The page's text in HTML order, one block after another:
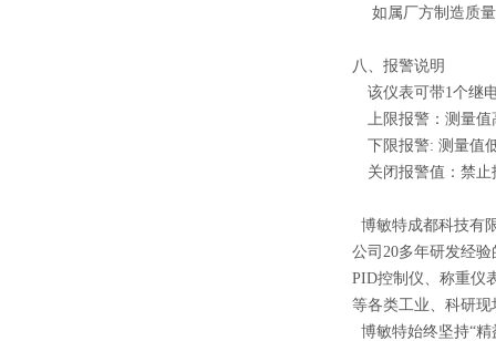
如属厂方制造质量
八、报警说明
该仪表可带1个继
上限报警：测量值
下限报警: 测量值
关闭报警值：禁止
博敏特成都科技有
公司20多年研发经
PID控制仪、称重仪
等各类工业、科研现
博敏特始终坚持“